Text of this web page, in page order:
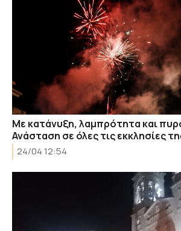
Με κατάνυξη, λαμπρότητα και
Ανάσταση σε όλες τις εκκλησίες
24/04 12:54